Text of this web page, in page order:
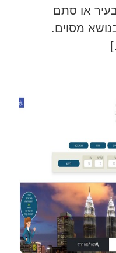
או סתם
מסוים.